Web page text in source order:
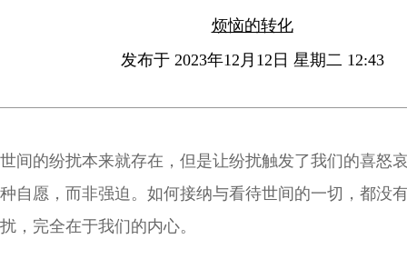
烦恼的转化
发布于 2023年12月12日 星期二 12:43
世间的纷扰本来就存在，但是让纷扰触发了我们的喜怒
种自愿，而非强迫。如何接纳与看待世间的一切，都没
扰，完全在于我们的内心。